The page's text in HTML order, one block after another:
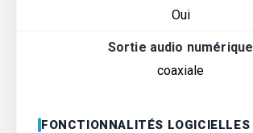
Oui
Sortie audio numérique
coaxiale
FONCTIONNALITÉS LOGICIELLES